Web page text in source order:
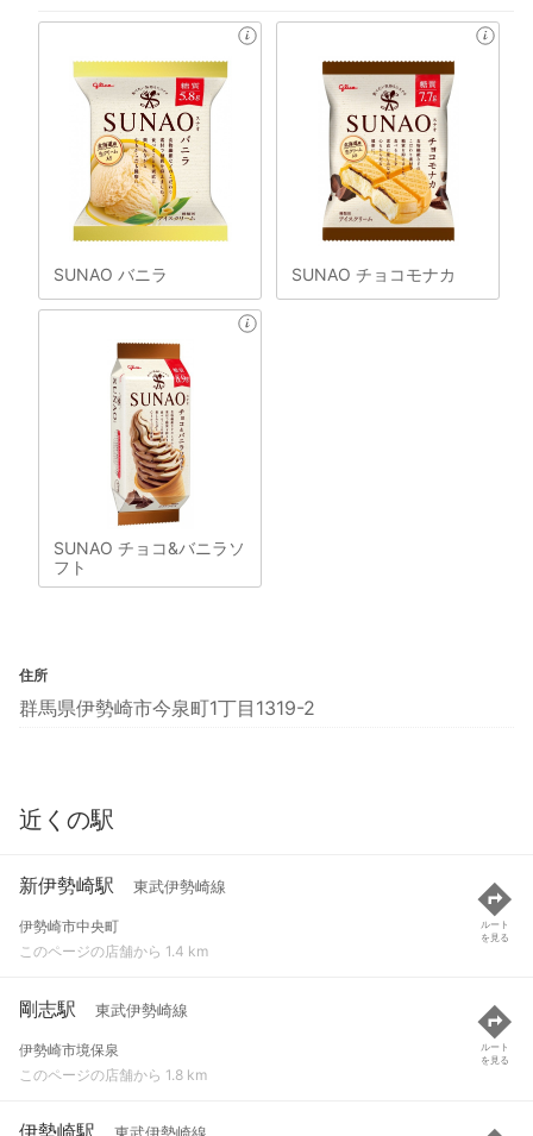
SUNAO バニラ SUNAO チョコモナカ
SUNAO チョコ&バニラソ
フト
住所
群馬県伊勢崎市今泉町1丁目1319-2
近くの駅
新伊勢崎駅 東武伊勢崎線
伊勢崎市中央町
このページの店舗から 1.4 km
ルート
を見る
剛志駅 東武伊勢崎線
伊勢崎市境保泉
このページの店舗から 1.8 km
ルート
を見る
伊勢崎駅